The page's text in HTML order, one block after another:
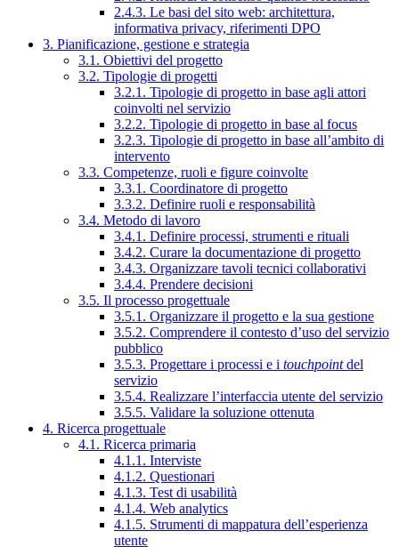
2.4.3. Le basi del sito web: architettura,
informativa privacy, riferimenti DPO
3. Pianificazione, gestione e strategia
3.1. Obiettivi del progetto
3.2. Tipologie di progetti
3.2.1. Tipologie di progetto in base agli attori
coinvolti nel servizio
3.2.2. Tipologie di progetto in base al focus
3.2.3. Tipologie di progetto in base all’ambito di
intervento
3.3. Competenze, ruoli e figure coinvolte
3.3.1. Coordinatore di progetto
3.3.2. Definire ruoli e responsabilità
3.4. Metodo di lavoro
3.4.1. Definire processi, strumenti e rituali
3.4.2. Curare la documentazione di progetto
3.4.3. Organizzare tavoli tecnici collaborativi
3.4.4. Prendere decisioni
3.5. Il processo progettuale
3.5.1. Organizzare il progetto e la sua gestione
3.5.2. Comprendere il contesto d’uso del servizio
pubblico
3.5.3. Progettare i processi e i touchpointdel
servizio
3.5.4. Realizzare l’interfaccia utente del servizio
3.5.5. Validare la soluzione ottenuta
4. Ricerca progettuale
4.1. Ricerca primaria
4.1.1. Interviste
4.1.2. Questionari
4.1.3. Test di usabilità
4.1.4. Web analytics
4.1.5. Strumenti di mappatura dell’esperienza
utente